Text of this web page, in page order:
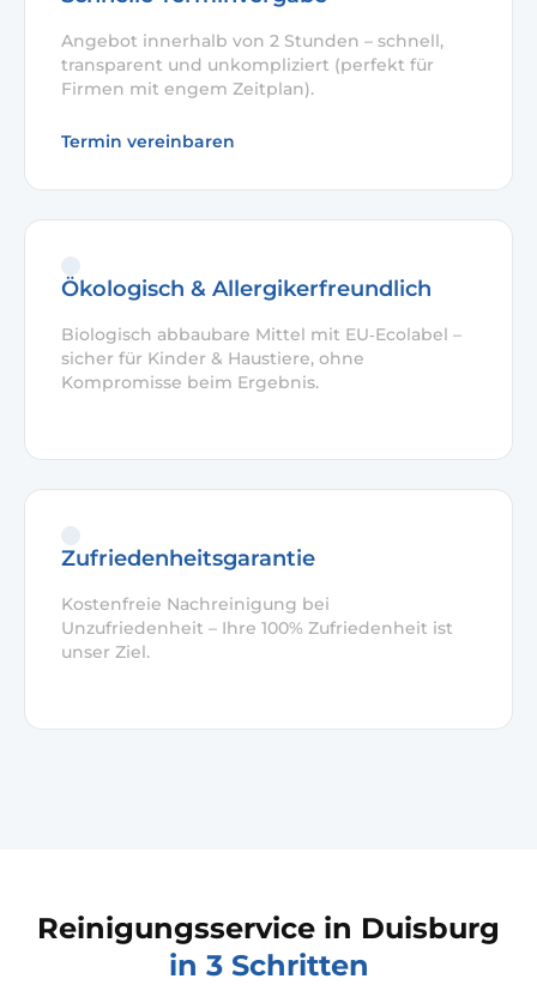
Angebot innerhalb von 2 Stunden – schnell,
transparent und unkompliziert (perfekt für
Firmen mit engem Zeitplan).
Termin vereinbaren
Ökologisch & Allergikerfreundlich
Biologisch abbaubare Mittel mit EU‑Ecolabel –
sicher für Kinder & Haustiere, ohne
Kompromisse beim Ergebnis.
Zufriedenheitsgarantie
Kostenfreie Nachreinigung bei
Unzufriedenheit – Ihre 100% Zufriedenheit ist
unser Ziel.
Reinigungsservice in Duisburg
in 3 Schritten